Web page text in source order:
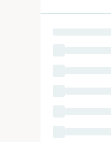
Noorwegen